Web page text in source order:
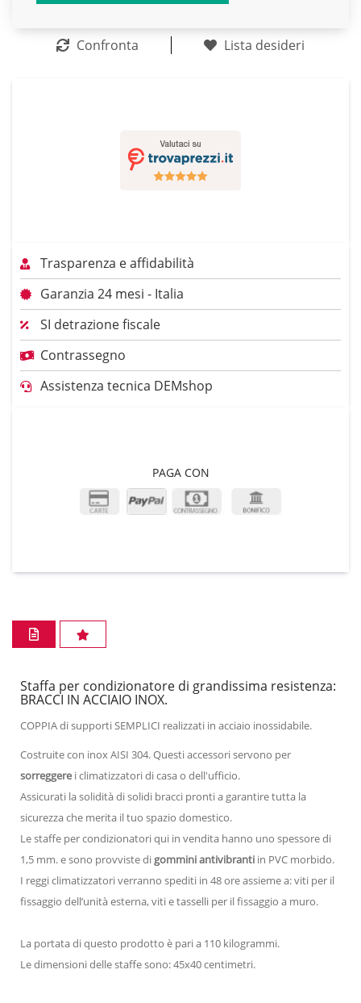
Confronta Lista desideri
Trasparenza e affidabilità
Garanzia 24 mesi - Italia
SI detrazione fiscale
Contrassegno
Assistenza tecnica DEMshop
PAGA CON
Staffa per condizionatore di grandissima resistenza:
BRACCI IN ACCIAIO INOX.
COPPIA di supporti SEMPLICI realizzati in acciaio inossidabile.
Costruite con inox AISI 304. Questi accessori servono per
sorreggere i climatizzatori di casa o dell'ufficio.
Assicurati la solidità di solidi bracci pronti a garantire tutta la
sicurezza che merita il tuo spazio domestico.
Le staffe per condizionatori qui in vendita hanno uno spessore di
1,5 mm. e sono provviste di gommini antivibranti in PVC morbido.
I reggi climatizzatori verranno spediti in 48 ore assieme a: viti per il
fissaggio dell’unità esterna, viti e tasselli per il fissaggio a muro.
La portata di questo prodotto è pari a 110 kilogrammi.
Le dimensioni delle staffe sono: 45x40 centimetri.